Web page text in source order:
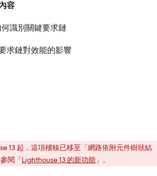
容
識別關鍵要求鏈
求鏈對效能的影響
13 起，這項稽核已移至「網路依附元件樹狀結
閱「Lighthouse 13 的新功能 」。